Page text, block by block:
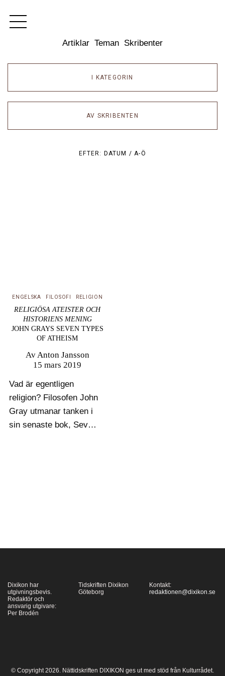
Artiklar Teman Skribenter
I KATEGORIN
AV SKRIBENTEN
EFTER: DATUM /A-Ö
ENGELSKA FILOSOFI RELIGION
RELIGIÖSA ATEISTER OCH
HISTORIENS MENING
JOHN GRAYS SEVEN TYPES
OF ATHEISM
AvAnton Jansson
15 mars 2019
Vad är egentligen
religion? Filosofen John
Gray utmanar tanken i
sin senaste bok, Seven
Dixikon har
utgivningsbevis.
Redaktör och
ansvarig utgivare:
Per Brodén
Tidskriften Dixikon
Göteborg
Kontakt:
redaktionen@dixikon.se
© Copyright 2026. Nättidskriften DIXIKON ges ut med stöd från Kulturrådet.